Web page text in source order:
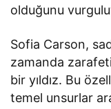
olduğunu
Sofia Carson,
zamanda
bir yıldız. Bu
temel unsurlar